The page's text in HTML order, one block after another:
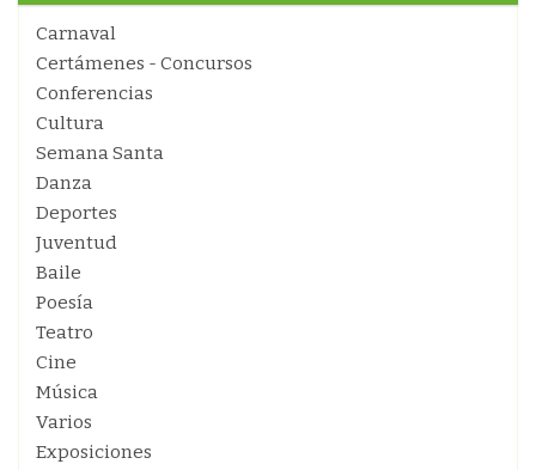
Carnaval
Certámenes - Concursos
Conferencias
Cultura
Semana Santa
Danza
Deportes
Juventud
Baile
Poesía
Teatro
Cine
Música
Varios
Exposiciones